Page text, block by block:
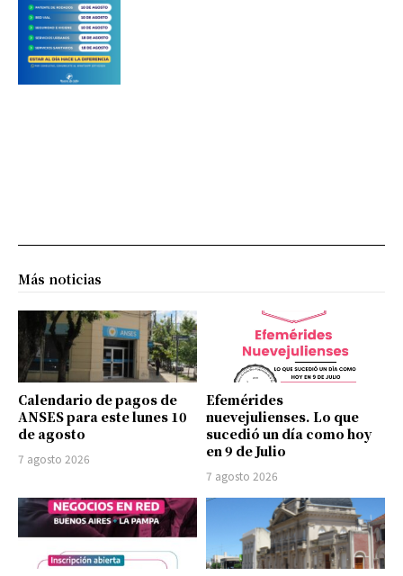
Más noticias
Calendario de pagos de
ANSES para este lunes 10
de agosto
7 agosto 2026
Efemérides
nuevejulienses. Lo que
sucedió un día como hoy
en 9 de Julio
7 agosto 2026